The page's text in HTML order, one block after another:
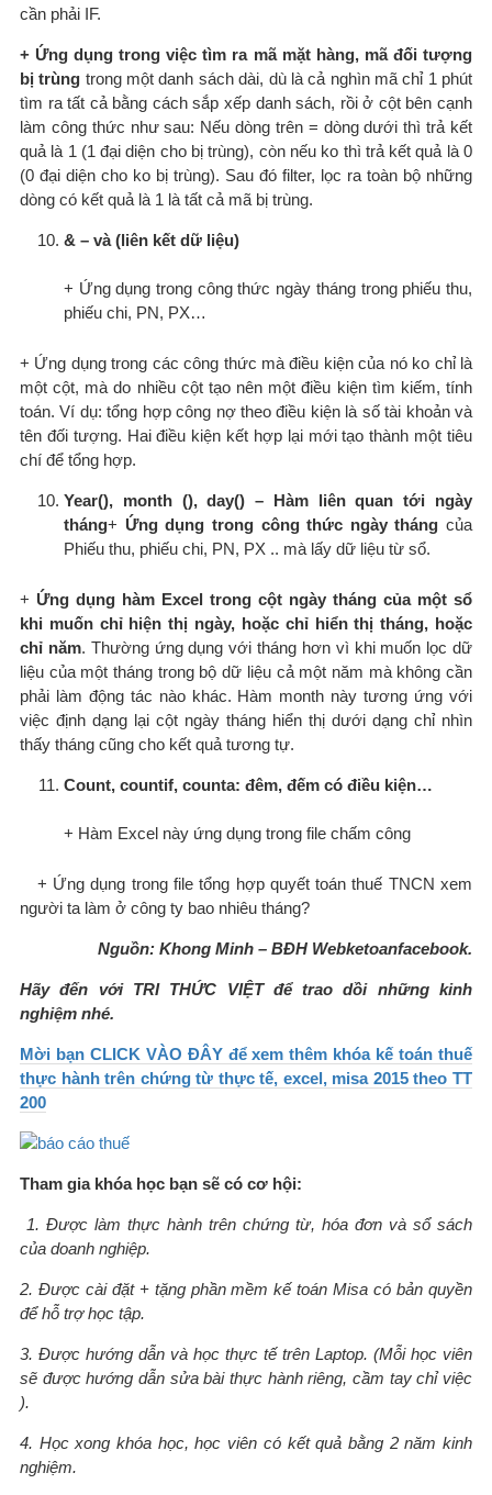
cần phải IF.
+ Ứng dụng trong việc tìm ra mã mặt hàng, mã đối tượng
bị trùng trong một danh sách dài, dù là cả nghìn mã chỉ 1 phút
tìm ra tất cả bằng cách sắp xếp danh sách, rồi ở cột bên cạnh
làm công thức như sau: Nếu dòng trên = dòng dưới thì trả kết
quả là 1 (1 đại diện cho bị trùng), còn nếu ko thì trả kết quả là 0
(0 đại diện cho ko bị trùng). Sau đó filter, lọc ra toàn bộ những
dòng có kết quả là 1 là tất cả mã bị trùng.
& – và (liên kết dữ liệu)
+ Ứng dụng trong công thức ngày tháng trong phiếu thu,
phiếu chi, PN, PX…
+ Ứng dụng trong các công thức mà điều kiện của nó ko chỉ là
một cột, mà do nhiều cột tạo nên một điều kiện tìm kiếm, tính
toán. Ví dụ: tổng hợp công nợ theo điều kiện là số tài khoản và
tên đối tượng. Hai điều kiện kết hợp lại mới tạo thành một tiêu
chí để tổng hợp.
Year(), month (), day() – Hàm liên quan tới ngày
tháng+ Ứng dụng trong công thức ngày tháng của
Phiếu thu, phiếu chi, PN, PX .. mà lấy dữ liệu từ sổ.
+ Ứng dụng hàm Excel trong cột ngày tháng của một sổ
khi muốn chỉ hiện thị ngày, hoặc chỉ hiển thị tháng, hoặc
chỉ năm. Thường ứng dụng với tháng hơn vì khi muốn lọc dữ
liệu của một tháng trong bộ dữ liệu cả một năm mà không cần
phải làm động tác nào khác. Hàm month này tương ứng với
việc định dạng lại cột ngày tháng hiển thị dưới dạng chỉ nhìn
thấy tháng cũng cho kết quả tương tự.
Count, countif, counta: đêm, đếm có điều kiện…
+ Hàm Excel này ứng dụng trong file chấm công
+ Ứng dụng trong file tổng hợp quyết toán thuế TNCN xem
người ta làm ở công ty bao nhiêu tháng?
Nguồn: Khong Minh – BĐH Webketoanfacebook.
Hãy đến với TRI THỨC VIỆT để trao dồi những kinh
nghiệm nhé.
Mời bạn CLICK VÀO ĐÂY để xem thêm khóa kế toán thuế
thực hành trên chứng từ thực tế, excel, misa 2015 theo TT
200
Tham gia khóa học bạn sẽ có cơ hội:
1. Được làm thực hành trên chứng từ, hóa đơn và sổ sách
của doanh nghiệp.
2. Được cài đặt + tặng phần mềm kế toán Misa có bản quyền
để hỗ trợ học tập.
3. Được hướng dẫn và học thực tế trên Laptop. (Mỗi học viên
sẽ được hướng dẫn sửa bài thực hành riêng, cầm tay chỉ việc
).
4. Học xong khóa học, học viên có kết quả bằng 2 năm kinh
nghiệm.